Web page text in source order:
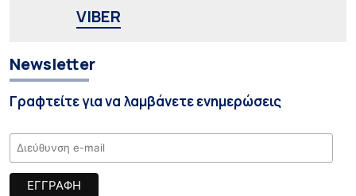
VIBER
Newsletter
Γραφτείτε για να λαμβάνετε ενημερώσεις